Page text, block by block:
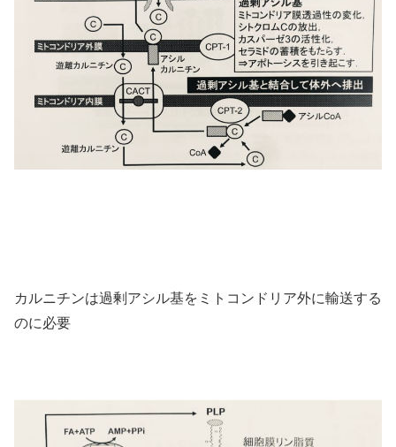
カルニチンは過剰アシル基をミトコンドリア外に輸送する
のに必要